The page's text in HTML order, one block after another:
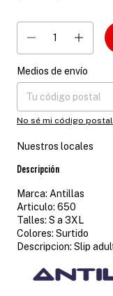
Entregas para el CP:
Medios de envío
No sé mi código postal
Nuestros locales
Descripción
Marca: Antillas
Articulo: 650
Talles: S a 3XL
Colores: Surtido
Descripcion: Slip